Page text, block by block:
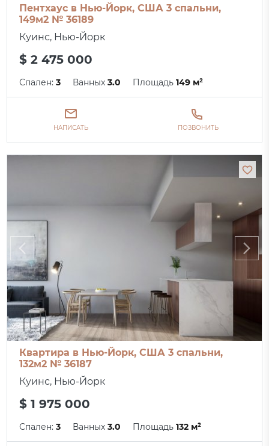
Пентхаус в Нью-Йорк, США 3 спальни,
149м2 № 36189
Куинс, Нью-Йорк
$ 2 475 000
Спален:3 Ванных3.0 Площадь149 м²
НАПИСАТЬ ПОЗВОНИТЬ
Квартира в Нью-Йорк, США 3 спальни,
132м2 № 36187
Куинс, Нью-Йорк
$ 1 975 000
Спален:3 Ванных3.0 Площадь132 м²